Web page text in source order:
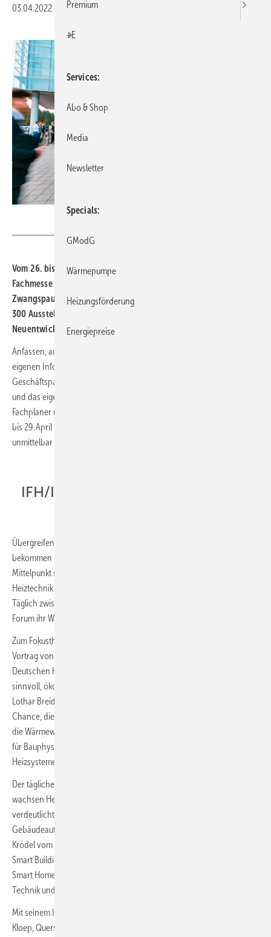
03.04.2022 Veröffentlicht in
Vom 26. bis 29. April 2022 ist die IFH/Intherm in Nürnberg,
Fachmesse für Sanitär, Haus- und Gebäudetechnik, nach langer
Zwangspause der wichtigste Branchentreff in diesem Jahr. Gut
300 Aussteller bieten einen Marktüberblick über
Neuentwicklungen, aktuelle Themen und Trends.
Anfassen, ausprobieren und individuelle Fragen klären: Raus aus der
eigenen Informationsblase und wieder Kollegen und
Geschäftspartner treffen, Produkte und Branchentrends live erleben
und das eigene Wissen auf den neuesten Stand bringen. Handwerker,
Fachplaner und Energieberater können auf der IFH/Intherm vom 26.
bis 29. April 2022 neue Produkte und Lösungen der Aussteller wieder
unmittelbar kennenlernen.
IFH/Intherm Forum
Übergreifendes Fachwissen, Inspirationen und Informationen
bekommen die Messbesucher im IFH/Intherm Forum (7.401). Im
Mittelpunkt stehen dabei die drei großen Fokusthemen der Messe:
Heiztechnik der Zukunft, smarte Gebäudeautomation und Hygiene.
Täglich zwischen 10:00 und 16:30 Uhr teilen Experten im IFH/Intherm
Forum ihr Wissen.
Zum Fokusthema Heiztechnik der Zukunft steht hier zum Beispiel der
Vortrag von Barbara Kaiser, Expertin des Bundesverbands der
Deutschen Heizungsindustrie (BDH), im Programm: „Energetisch
sinnvoll, ökologisch vorteilhaft – die Wärmepumpe im Bestand“. Dr.
Lothar Breidenbach, ebenfalls BDH, erläutert die Bedeutung und
Chance, die grüner Wasserstoff für den Wärmemarkt der Zukunft und
die Wärmewende bietet. Dr. Simon Schmidt vom Fraunhofer-Institut
für Bauphysik IBP berichtet von der Möglichkeit, im Sommer mit
Heizsystemen (auch mit Radiatoren) zu kühlen.
Der tägliche Vortrag zum Thema „Das vernetzte Gebäude: Wie
wachsen Heizung, Photovoltaik und Elektroauto zusammen“
verdeutlicht die zunehmende Bedeutung der smarten
Gebäudeautomation für die TGA/SHK-Branche. Prof. Dr. Michael
Krödel vom Institut für Gebäudetechnologie IGT informiert rund um
Smart Building und Internet of Things. Günther Ohland, Experte der
Smart Home Initiative Deutschland, berichtet vom Nutzen smarter
Technik und liefert Fakten gegen Vorurteile.
Mit seinem Impulsvortrag Trendchance „Sauber bleiben!“ zeigt Arno
Kloep, Querschiesser Unternehmensberatung, dem Handwerk einen
Premium
+E
Services
Abo & Shop
Media
Newsletter
Specials
GModG
Wärmepumpe
Heizungsförderung
Energiepreise